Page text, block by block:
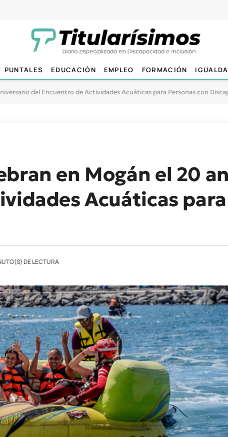
PUNTALES EDUCACIÓN EMPLEO FORMACIÓN
del Encuentro de Actividades Acuáticas para Personas con
en Mogán el 20
Acuáticas
DE LECTURA